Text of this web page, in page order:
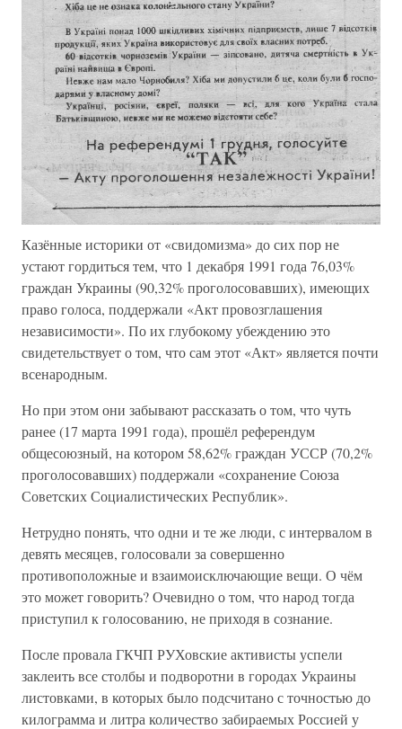
Казённые историки от «свидомизма» до сих пор не
устают гордиться тем, что 1 декабря 1991 года 76,03%
граждан Украины (90,32% проголосовавших), имеющих
право голоса, поддержали «Акт провозглашения
независимости». По их глубокому убеждению это
свидетельствует о том, что сам этот «Акт» является почти
всенародным.
Но при этом они забывают рассказать о том, что чуть
ранее (17 марта 1991 года), прошёл референдум
общесоюзный, на котором 58,62% граждан УССР (70,2%
проголосовавших) поддержали «сохранение Союза
Советских Социалистических Республик».
Нетрудно понять, что одни и те же люди, с интервалом в
девять месяцев, голосовали за совершенно
противоположные и взаимоисключающие вещи. О чём
это может говорить? Очевидно о том, что народ тогда
приступил к голосованию, не приходя в сознание.
После провала ГКЧП РУХовские активисты успели
заклеить все столбы и подворотни в городах Украины
листовками, в которых было подсчитано с точностью до
килограмма и литра количество забираемых Россией у